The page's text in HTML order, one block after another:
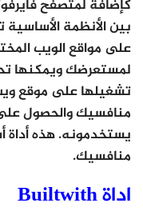
كإضافة لمتصفح
بين الأنظمة
لمستعرضك ويمكنها
تشغيلها على موقع
منافسيك والحصول
يستخدمونه.هذه أداة
منافسيك.
اداة Builtwith